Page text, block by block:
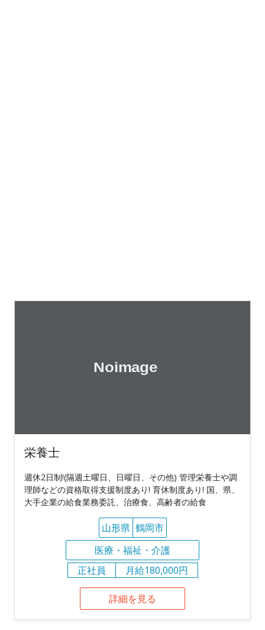
栄養士
週休2日制!(隔週土曜日、日曜日、その他) 管理栄養士や調
理師などの資格取得支援制度あり! 育休制度あり! 国、県、
大手企業の給食業務委託、治療食、高齢者の給食
山形県 鶴岡市
医療・福祉・介護
正社員
月給180,000円
詳細を見る